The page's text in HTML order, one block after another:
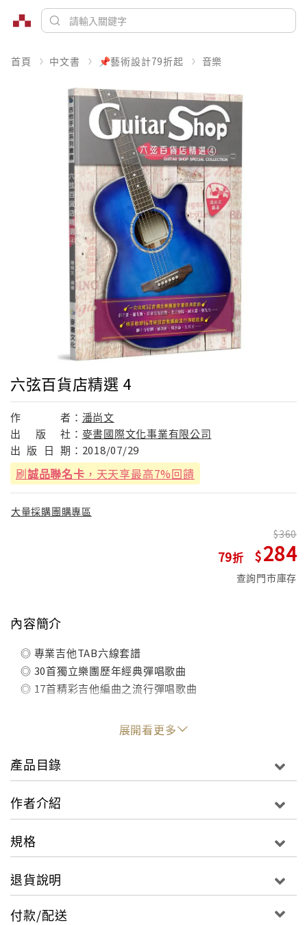
首頁 中文書 📌藝術設計79折起 音樂
六弦百貨店精選 4
作 者： 潘尚文
出
版 社： 麥書國際文化事業有限公司
出 版 日 期： 2018/07/29
刷誠品聯名卡 ，天天享最高7%回饋
大量採購團購專區
79
360
284
查詢門市庫存
內容簡介
◎ 專業吉他TAB六線套譜
◎ 30首獨立樂團歷年經典彈唱歌曲
◎ 17首精彩吉他編曲之流行彈唱歌曲
展開看更多
產品目錄
作者介紹
規格
退貨說明
付款/配送